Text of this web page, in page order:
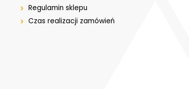
Regulamin sklepu
Czas realizacji zamówień